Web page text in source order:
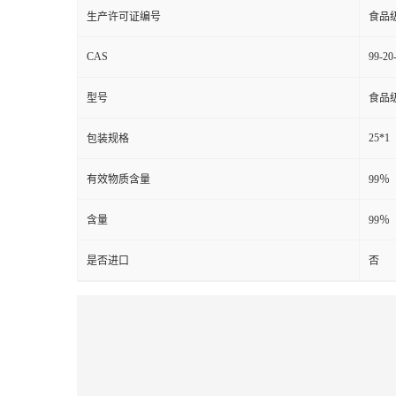
生产许可证编号 食品
CAS 99-
型号 食品
包装规格 25*1
有效物质含量 99％
含量 99％
是否进口 否